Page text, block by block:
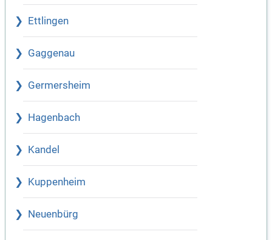
Ettlingen
Gaggenau
Germersheim
Hagenbach
Kandel
Kuppenheim
Neuenbürg